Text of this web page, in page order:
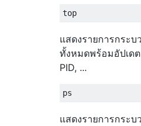
แสดงรายการกระ
ทั้งหมดพร้อมอัปเด
PID, ...
แสดงรายการกระ